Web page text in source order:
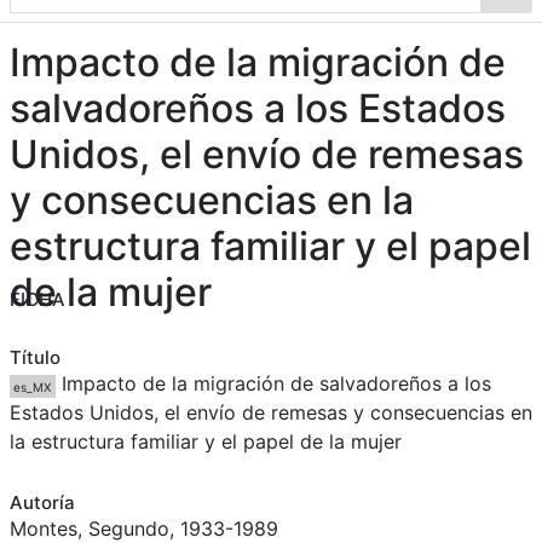
SOBRE EL AUTOR
CONTENIDO
TODOS LOS DOCUMENTOS
CATEGORIAS
OBRAS SOBRE EL AUTOR P. SEGUNDO MONTES
MATERIAS
PALABRAS CLAVES
MULTIMEDIA
GALERÍA
Impacto de la migración de
salvadoreños a los Estados
Unidos, el envío de remesas
y consecuencias en la
estructura familiar y el papel
de la mujer
FICHA
Título
es_MX
Impacto de la migración de salvadoreños a los
Estados Unidos, el envío de remesas y consecuencias en
la estructura familiar y el papel de la mujer
Autoría
Montes, Segundo, 1933-1989